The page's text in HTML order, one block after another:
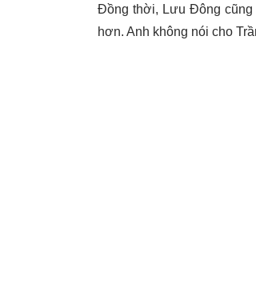
Đồng thời, Lưu Đông cũng
hơn. Anh không nói cho